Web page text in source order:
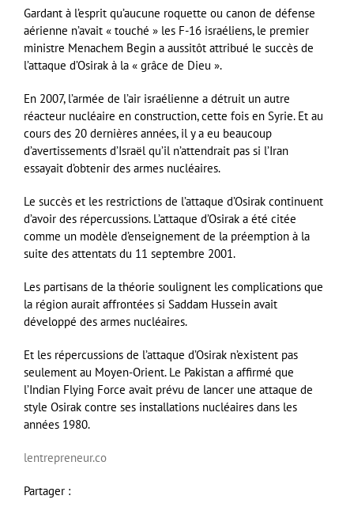
Gardant à l’esprit qu’aucune roquette ou canon de défense
aérienne n’avait « touché » les F-16 israéliens, le premier
ministre Menachem Begin a aussitôt attribué le succès de
l’attaque d’Osirak à la « grâce de Dieu ».
En 2007, l’armée de l’air israélienne a détruit un autre
réacteur nucléaire en construction, cette fois en Syrie. Et au
cours des 20 dernières années, il y a eu beaucoup
d’avertissements d’Israël qu’il n’attendrait pas si l’Iran
essayait d’obtenir des armes nucléaires.
Le succès et les restrictions de l’attaque d’Osirak continuent
d’avoir des répercussions. L’attaque d’Osirak a été citée
comme un modèle d’enseignement de la préemption à la
suite des attentats du 11 septembre 2001.
Les partisans de la théorie soulignent les complications que
la région aurait affrontées si Saddam Hussein avait
développé des armes nucléaires.
Et les répercussions de l’attaque d’Osirak n’existent pas
seulement au Moyen-Orient. Le Pakistan a affirmé que
l’Indian Flying Force avait prévu de lancer une attaque de
style Osirak contre ses installations nucléaires dans les
années 1980.
lentrepreneur.co
Partager :